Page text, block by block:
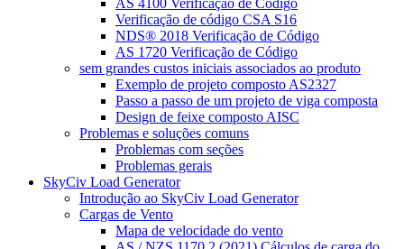
AS 4100 Verificação de Código
Verificação de código CSA S16
NDS® 2018 Verificação de Código
AS 1720 Verificação de Código
sem grandes custos iniciais associados ao produto
Exemplo de projeto composto AS2327
Passo a passo de um projeto de viga composta
Design de feixe composto AISC
Problemas e soluções comuns
Problemas com seções
Problemas gerais
SkyCiv Load Generator
Introdução ao SkyCiv Load Generator
Cargas de Vento
Mapa de velocidade do vento